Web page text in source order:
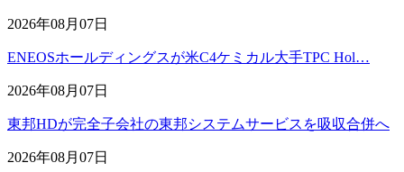
2026年08月07日
ENEOSホールディングスが米C4ケミカル大手TPC Hol…
2026年08月07日
東邦HDが完全子会社の東邦システムサービスを吸収合併へ
2026年08月07日